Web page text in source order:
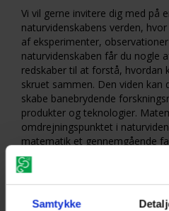
Samtykke
Vi vil gerne invitere dig med på
naturvidenskabens verden,
af eksperimenter,
naturvidenskaben får du nogle
redskaber til at forstå, hvordan
skruet sammen. Den viden kan
skabe banebrydende
produkter og teknologier.
omdrejningspunktet i
matematik et gennemgående
naturvidenskabelige område.
studieretning du vælger, kan du
biologien, bioteknologien,
geovidenskaben.